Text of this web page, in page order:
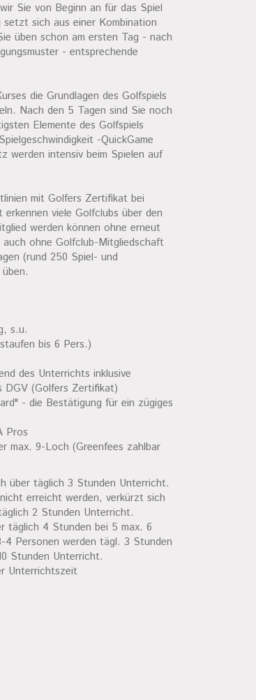
Sie von Beginn an für das Spiel
sich aus einer Kombination
üben schon am ersten Tag - nach
- entsprechende
die Grundlagen des Golfspiels
Nach den 5 Tagen sind Sie noch
Elemente des Golfspiels
-QuickGame
werden intensiv beim Spielen auf
mit Golfers Zertifikat bei
viele Golfclubs über den
werden können ohne erneut
ohne Golfclub-Mitgliedschaft
(rund 250 Spiel- und
s.u.
bis 6 Pers.)
des Unterrichts inklusive
DGV (Golfers Zertifikat)
- die Bestätigung für ein zügiges
Pros
max. 9-Loch (Greenfees zahlbar
über täglich 3 Stunden Unterricht.
erreicht werden, verkürzt sich
2 Stunden Unterricht.
täglich 4 Stunden bei 5 max. 6
4 Personen werden tägl. 3 Stunden
Stunden Unterricht.
Unterrichtszeit